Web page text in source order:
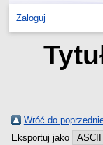
Zaloguj
Wróć do
Eksportuj jako